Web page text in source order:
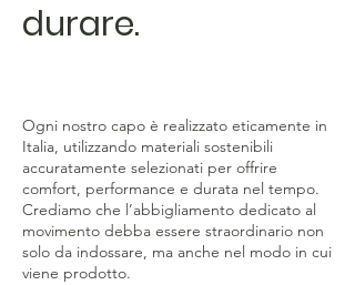
durare.
Ogni nostro capo è realizzato eticamente in
Italia, utilizzando materiali sostenibili
accuratamente selezionati per offrire
comfort, performance e durata nel tempo.
Crediamo che l’abbigliamento dedicato al
movimento debba essere straordinario non
solo da indossare, ma anche nel modo in cui
viene prodotto.